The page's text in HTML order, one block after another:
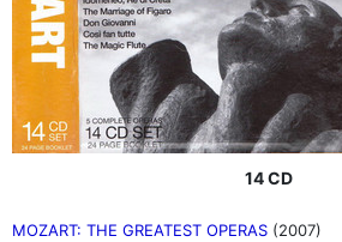
14 CD
MOZART: THE GREATEST OPERAS (2007)